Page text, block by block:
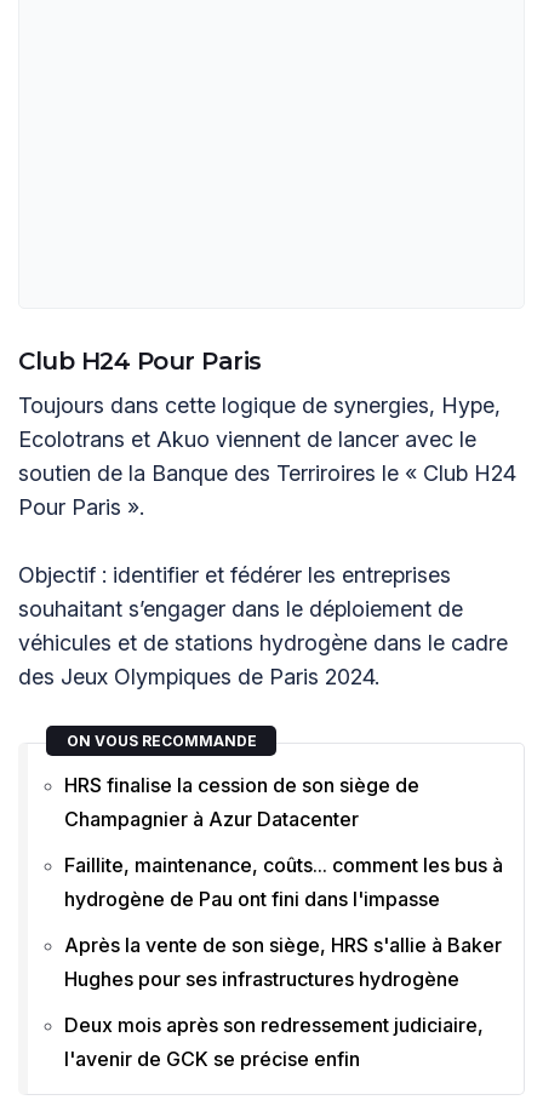
Club H24 Pour Paris
Toujours dans cette logique de synergies, Hype,
Ecolotrans et Akuo viennent de lancer avec le
soutien de la Banque des Terriroires le « Club H24
Pour Paris ».
Objectif : identifier et fédérer les entreprises
souhaitant s’engager dans le déploiement de
véhicules et de stations hydrogène dans le cadre
des Jeux Olympiques de Paris 2024.
ON VOUS RECOMMANDE
HRS finalise la cession de son siège de
Champagnier à Azur Datacenter
Faillite, maintenance, coûts... comment les bus à
hydrogène de Pau ont fini dans l'impasse
Après la vente de son siège, HRS s'allie à Baker
Hughes pour ses infrastructures hydrogène
Deux mois après son redressement judiciaire,
l'avenir de GCK se précise enfin